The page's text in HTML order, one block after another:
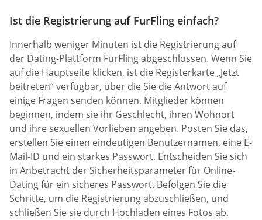
Ist die Registrierung auf FurFling einfach?
Innerhalb weniger Minuten ist die Registrierung auf
der Dating-Plattform FurFling abgeschlossen. Wenn Sie
auf die Hauptseite klicken, ist die Registerkarte „Jetzt
beitreten“ verfügbar, über die Sie die Antwort auf
einige Fragen senden können. Mitglieder können
beginnen, indem sie ihr Geschlecht, ihren Wohnort
und ihre sexuellen Vorlieben angeben. Posten Sie das,
erstellen Sie einen eindeutigen Benutzernamen, eine E-
Mail-ID und ein starkes Passwort. Entscheiden Sie sich
in Anbetracht der Sicherheitsparameter für Online-
Dating für ein sicheres Passwort. Befolgen Sie die
Schritte, um die Registrierung abzuschließen, und
schließen Sie sie durch Hochladen eines Fotos ab.